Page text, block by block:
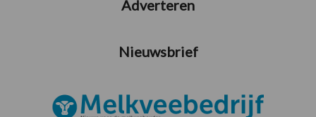
Adverteren
Nieuwsbrief